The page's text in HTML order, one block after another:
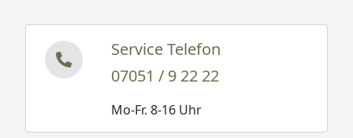
Service Telefon
07051 / 9 22 22
Mo-Fr. 8-16 Uhr